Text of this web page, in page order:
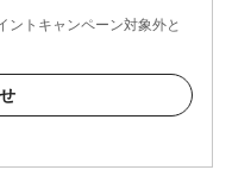
トキャンペーン対象外と